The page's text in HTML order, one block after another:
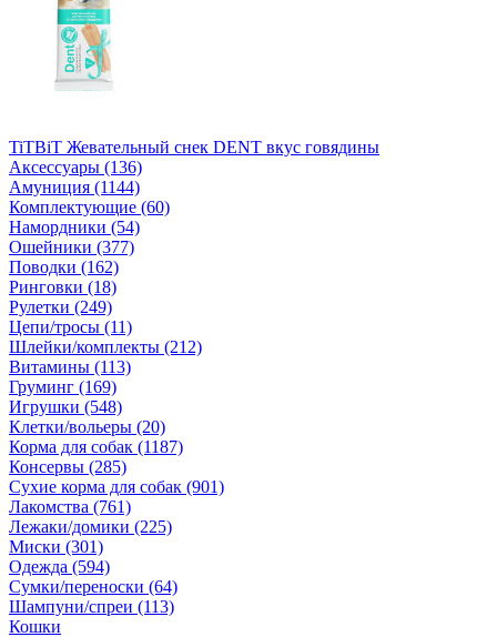
TiTBiT Жевательный снек DENT вкус говядины
Аксессуары (136)
Амуниция (1144)
Комплектующие (60)
Намордники (54)
Ошейники (377)
Поводки (162)
Ринговки (18)
Рулетки (249)
Цепи/тросы (11)
Шлейки/комплекты (212)
Витамины (113)
Груминг (169)
Игрушки (548)
Клетки/вольеры (20)
Корма для собак (1187)
Консервы (285)
Сухие корма для собак (901)
Лакомства (761)
Лежаки/домики (225)
Миски (301)
Одежда (594)
Сумки/переноски (64)
Шампуни/спреи (113)
Кошки